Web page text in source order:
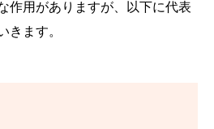
作用がありますが、以下に代表
きます。